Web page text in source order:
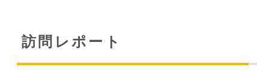
訪問レポート